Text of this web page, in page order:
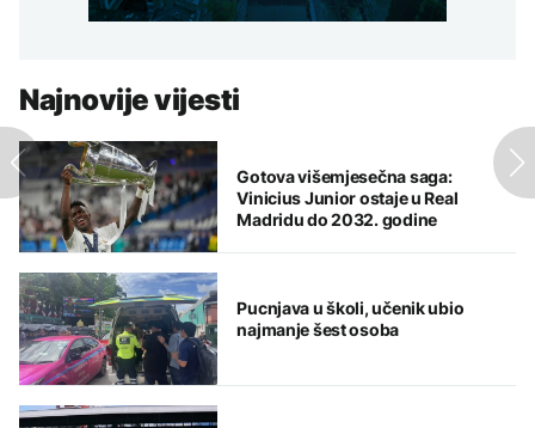
Najnovije vijesti
Gotova višemjesečna saga:
Vinicius Junior ostaje u Real
Madridu do 2032. godine
Pucnjava u školi, učenik ubio
najmanje šest osoba